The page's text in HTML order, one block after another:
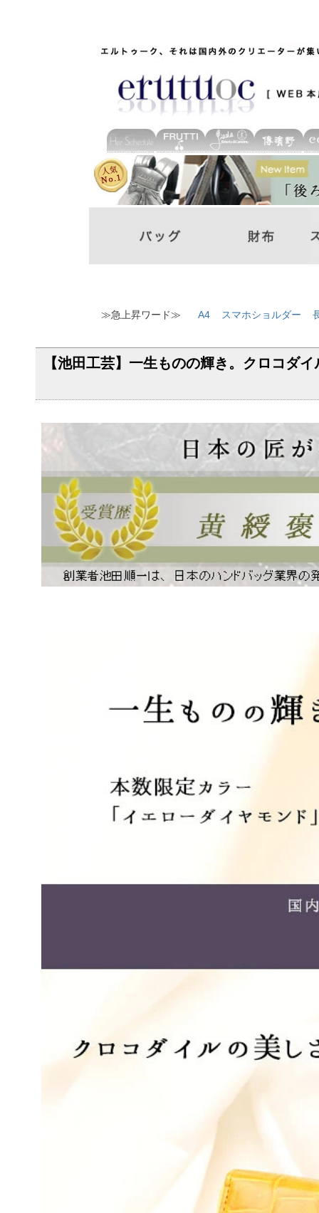
≫急上昇ワード≫ A4 スマホショルダー
【池田工芸】一生ものの輝き。クロコダ